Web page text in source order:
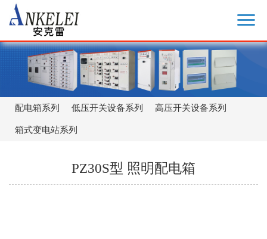
配电箱系列 低压开关设备系列 高压开关设备系列
箱式变电站系列
PZ30S型 照明配电箱